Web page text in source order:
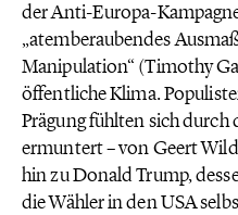
der Anti-Europa-
„atemberaubendes
Manipulation“ (Timothy
öffentliche Klima.
Prägung fühlten sich durch
ermuntert – von Geert
hin zu Donald Trump,
die Wähler in den USA